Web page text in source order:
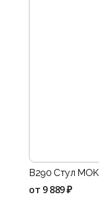
B290 Стул
от 9 889 ₽